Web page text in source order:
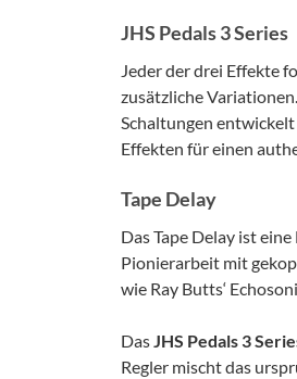
JHS Pedals 3 Series
Jeder der drei Effekte
zusätzliche
Schaltungen
Effekten für einen
Tape Delay
Das Tape Delay ist
Pionierarbeit mit
wie Ray Butts‘
DasJHS Pedals 3
Regler mischt das